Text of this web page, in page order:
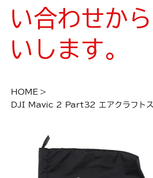
い合わせか
いします。
HOME >
DJI Mavic 2 Part32 エアクラフトス